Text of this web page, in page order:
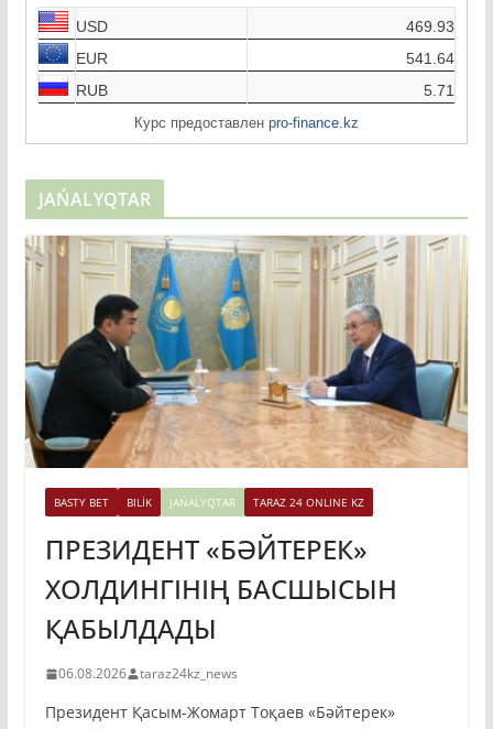
USD
469.93
EUR
541.64
RUB
5.71
Курс предоставлен pro-finance.kz
JAŃALYQTAR
BASTY BET BILİK JAŃALYQTAR TARAZ 24 ONLINE KZ
ПРЕЗИДЕНТ «БӘЙТЕРЕК»
ХОЛДИНГІНІҢ БАСШЫСЫН
ҚАБЫЛДАДЫ
06.08.2026 taraz24kz_news
Президент Қасым-Жомарт Тоқаев «Бәйтерек»